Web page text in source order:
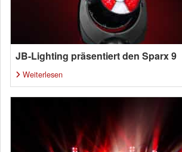
JB-Lighting präsentiert den Sparx 9
Weiterlesen